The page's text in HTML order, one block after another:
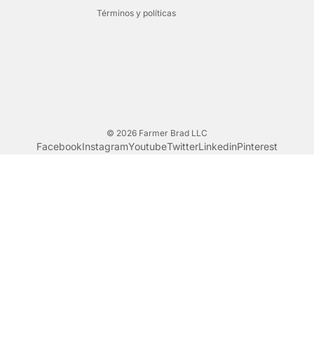
Términos y políticas
© 2026 Farmer Brad LLC
FacebookInstagramYoutubeTwitterLinkedinPinterest